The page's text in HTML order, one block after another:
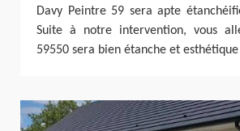
Davy Peintre 59 sera apte
Suite à notre intervention, vous
59550 sera bien étanche et